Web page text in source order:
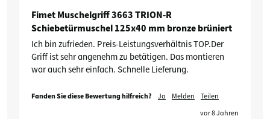
Fimet Muschelgriff 3663 TRION-R
Schiebetürmuschel 125x40 mm bronze brüniert
Ich bin zufrieden. Preis-Leistungsverhältnis TOP.Der
Griff ist sehr angenehm zu betätigen. Das montieren
war auch sehr einfach. Schnelle Lieferung.
Fanden Sie diese Bewertung hilfreich? Ja Melden
Teilen
vor 8 Jahren